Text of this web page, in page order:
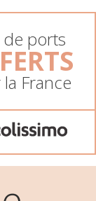
de ports
France